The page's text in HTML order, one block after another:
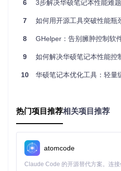
统方案快5倍以上。最后是功能精
图1：软件主界面展示了性能模式
刷新率调节等核心功能区域
对于经常需要脱离电源使用的用户
扰。该工具通过智能调节硬件参数
升。在实际测试中，一位经常出
将13英寸华硕笔记本的办公续航
自动切换至"节能模式"，降低
6 3步解决华硕笔记本性能难题：
7 如何用开源工具突破性能瓶颈？
8 GHelper：告别臃肿控制软件
9 如何解决华硕笔记本性能控制效率低下
10 华硕笔记本优化工具：轻量
热门项目推荐相关项目推荐
atomcode